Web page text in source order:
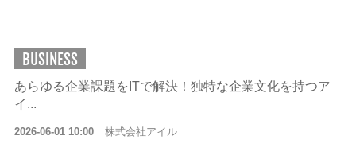
BUSINESS
あらゆる企業課題をITで解決！独特な企業文化を持つア
イ...
2026-06-01 10:00 株式会社アイル